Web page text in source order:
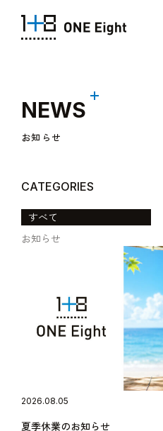
NEWS
お知らせ
CATEGORIES
すべて
お知らせ
2026.08.05
夏季休業のお知らせ